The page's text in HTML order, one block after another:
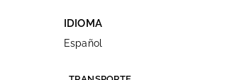
IDIOMA
Español